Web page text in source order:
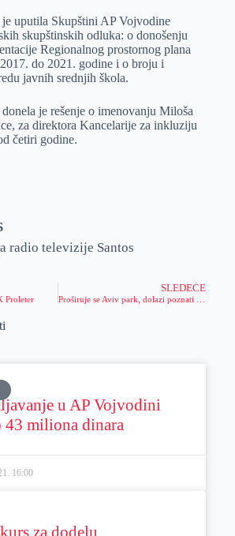
uputila Skupštini AP Vojvodine
skupštinskih odluka: o donošenju
Regionalnog prostornog plana
do 2021. godine i o broju i
javnih srednjih škola.
je rešenje o imenovanju Miloša
za direktora Kancelarije za inkluziju
četiri godine.
radio televizije Santos
Proleter
SLEDEĆE
u AP Vojvodini
43 miliona dinara
16:00
za dodelu